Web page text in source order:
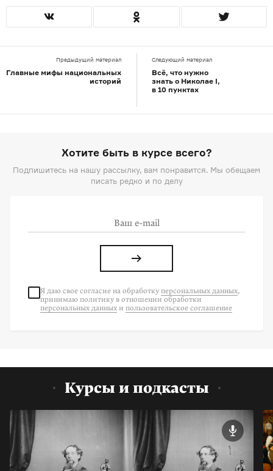
Предыдущий материал
Главные мифы национальных
историй
Следующий материал
Всё, что нужно
знать о Николае I,
в 10 пунктах
Хотите быть в курсе всего?
Подпишитесь на нашу рассылку, вам понравится. Мы обещаем
писать редко и по делу
Я даю свое согласие на обработку персональных данных,
принимаю политику в отношении обработки
персональных данных и пользовательское соглашение
Курсы и подкасты